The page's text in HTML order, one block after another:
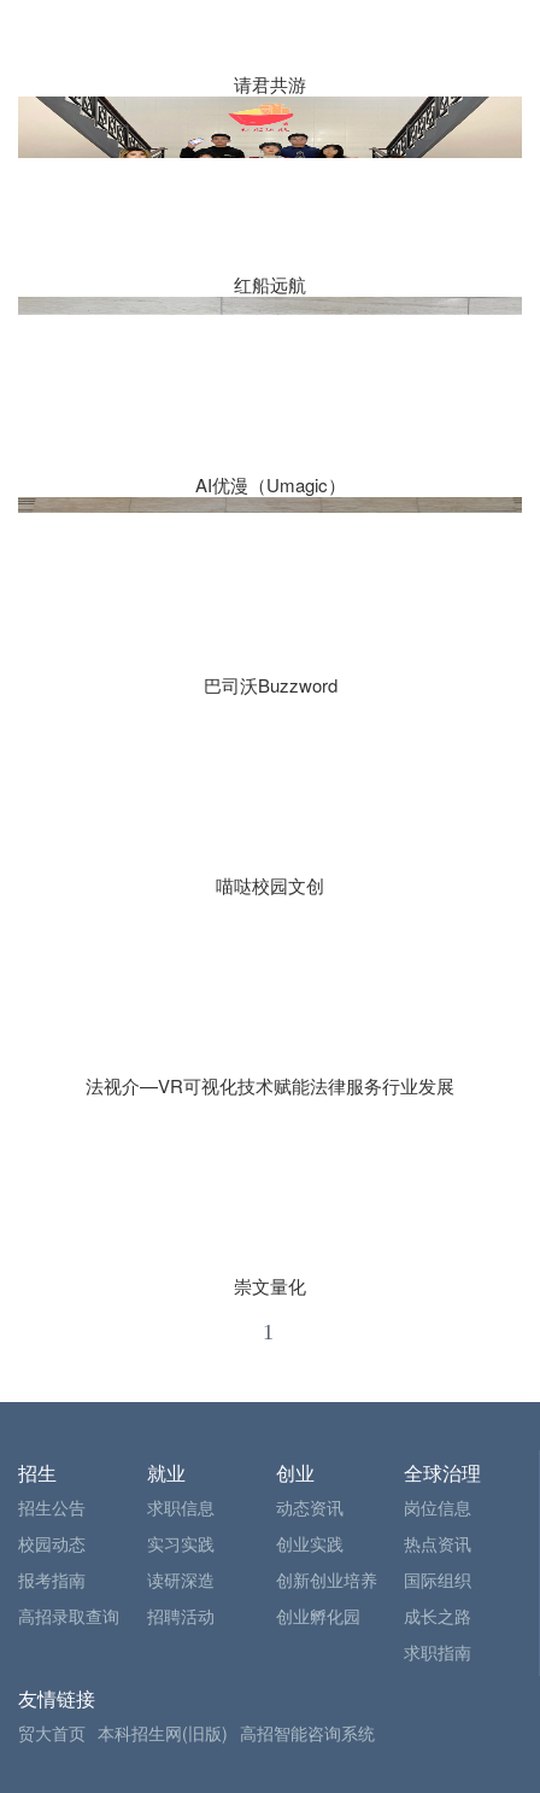
请君共游
红船远航
AI优漫（Umagic）
巴司沃Buzzword
喵哒校园文创
法视介—VR可视化技术赋能法律服务行业发展
崇文量化
1
招生
招生公告
校园动态
报考指南
高招录取查询
就业
求职信息
实习实践
读研深造
招聘活动
创业
动态资讯
创业实践
创新创业培养
创业孵化园
全球治理
岗位信息
热点资讯
国际组织
成长之路
求职指南
友情链接
贸大首页 本科招生网(旧版) 高招智能咨询系统